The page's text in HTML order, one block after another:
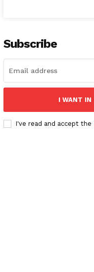
Subscribe
I WANT IN
I've read and accept the